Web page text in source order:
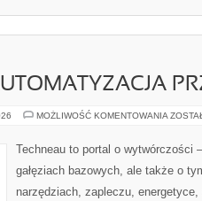
MOŻLIWOŚĆ KOMENTOWANIA
Techneau to portal o wytwórczości
gałęziach bazowych, ale także o
narzędziach, zapleczu, energetyce,